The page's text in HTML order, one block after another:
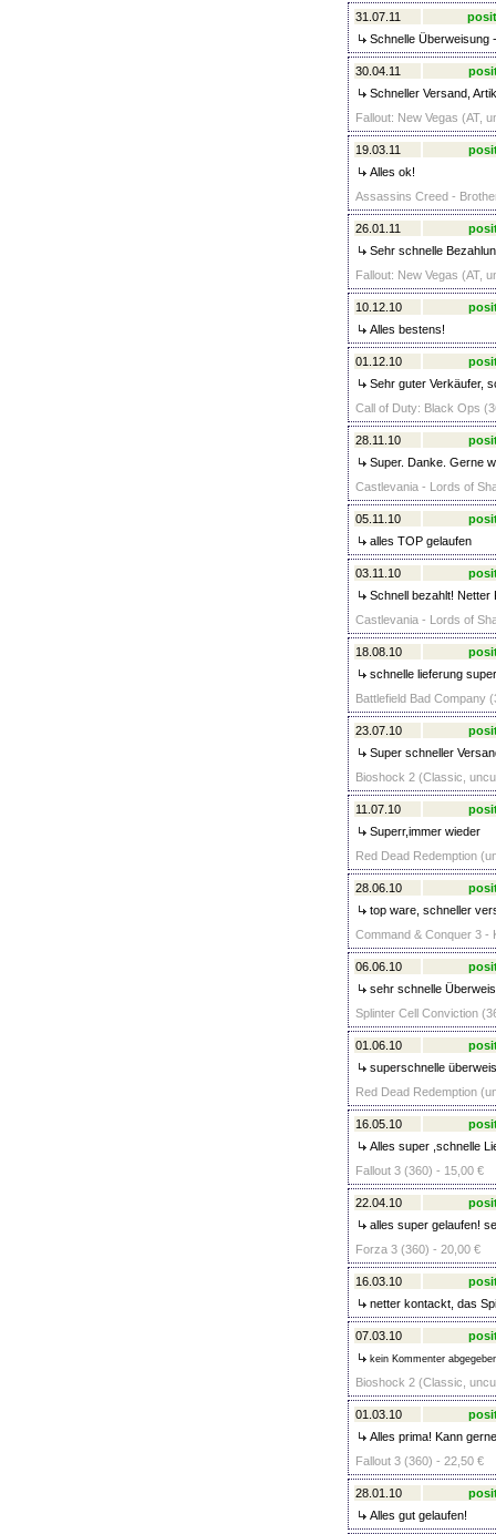
31.07.11
Schnelle Überweisung
30.04.11
Schneller Versand,
Fallout: New Vegas (AT,
19.03.11
Alles ok!
Assassins Creed -
26.01.11
Sehr schnelle
Fallout: New Vegas (AT,
10.12.10
Alles bestens!
01.12.10
Sehr guter Verkäufer,
Call of Duty: Black Ops
28.11.10
Super. Danke. Gerne
Castlevania - Lords of
05.11.10
alles TOP gelaufen
03.11.10
Schnell bezahlt! Netter
Castlevania - Lords of
18.08.10
schnelle lieferung
Battlefield Bad Company
23.07.10
Super schneller
Bioshock 2 (Classic,
11.07.10
Superr,immer wieder
Red Dead Redemption
28.06.10
top ware, schneller
Command & Conquer 3 -
06.06.10
sehr schnelle
Splinter Cell Conviction
01.06.10
superschnelle
Red Dead Redemption
16.05.10
Alles super ,schnelle
Fallout 3 (360) - 15,00 €
22.04.10
alles super gelaufen!
Forza 3 (360) - 20,00 €
16.03.10
netter kontackt, das
07.03.10
kein Kommenter
Bioshock 2 (Classic,
01.03.10
Alles prima! Kann
Fallout 3 (360) - 22,50 €
28.01.10
Alles gut gelaufen!